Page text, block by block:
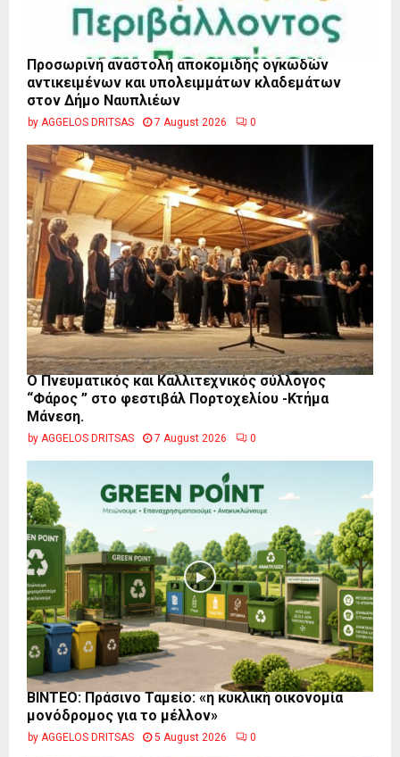
Προσωρινή αναστολή αποκομιδής ογκωδών
αντικειμένων και υπολειμμάτων κλαδεμάτων
στον Δήμο Ναυπλιέων
by AGGELOS DRITSAS 7 August 2026 0
Ο Πνευματικός και Καλλιτεχνικός σύλλογος
“Φάρος ” στο φεστιβάλ Πορτοχελίου -Κτήμα
Μάνεση.
by AGGELOS DRITSAS 7 August 2026 0
BINTEO: Πράσινο Ταμείο: «η κυκλική οικονομία
μονόδρομος για το μέλλον»
by AGGELOS DRITSAS 5 August 2026 0